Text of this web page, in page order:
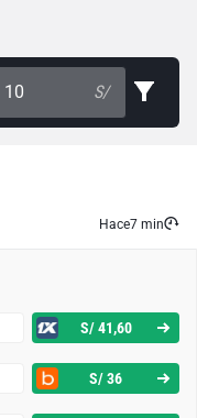
S/
Hace7 min
S/ 41,60
S/ 36